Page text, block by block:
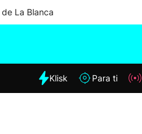
de La Blanca
Klisk Para ti